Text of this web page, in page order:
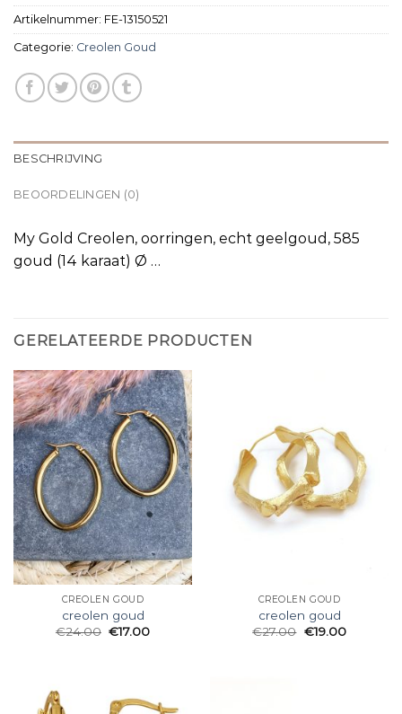
Artikelnummer: FE-13150521
Categorie: Creolen Goud
BESCHRIJVING
BEOORDELINGEN (0)
My Gold Creolen, oorringen, echt geelgoud, 585
goud (14 karaat) Ø …
GERELATEERDE PRODUCTEN
CREOLEN GOUD
creolen goud
€24.00 €17.00
CREOLEN GOUD
creolen goud
€27.00 €19.00